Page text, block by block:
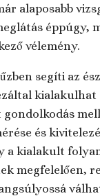
alaposabb
éppúgy,
vélemény.
segíti az
kialakulhat
és
a kialakult
megfelelően,